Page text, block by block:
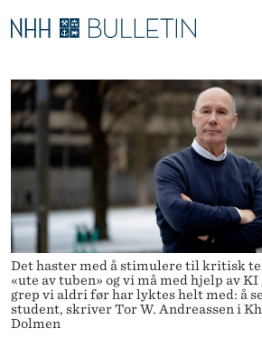
A
V
S
L
Ø
E
R
K
O
V
E
D
M
E
N
Y
Ø
K
N
E
T
S
D
E
T
Stipendiater og nye forskerprofiler
Disputaser
Ekspertutvalg
Om Bulletin
Det haster med å stimulere til kritisk
«ute av tuben» og vi må med hjelp av
grep vi aldri før har lyktes helt med: å
student, skriver Tor W. Andreassen i
Dolmen